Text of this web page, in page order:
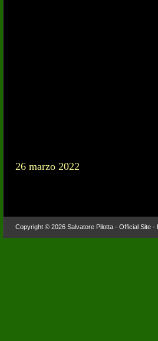
26 marzo 2022
Copyright © 2026 Salvatore Pilotta - Official Site -